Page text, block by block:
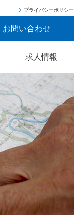
プライバシーポリシー
お問い合わせ
求人情報